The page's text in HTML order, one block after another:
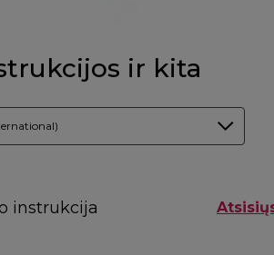
ir kita
instrukcija